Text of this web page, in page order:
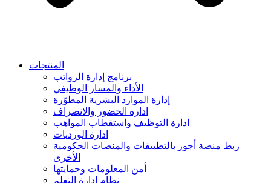
المنتجات
برنامج إدارة الرواتب
الأداء والمسار الوظيفي
إدارة الموارد البشرية المطوّرة
ادارة الحضور والانصراف
ادارة التوظيف واستقطاب المواهب
ادارة الورديات
ربط منصة أجور بالتطبيقات والمنصات الحكومية
الأخرى
أمن المعلومات وحمايتها
نظام إدارة التعلم